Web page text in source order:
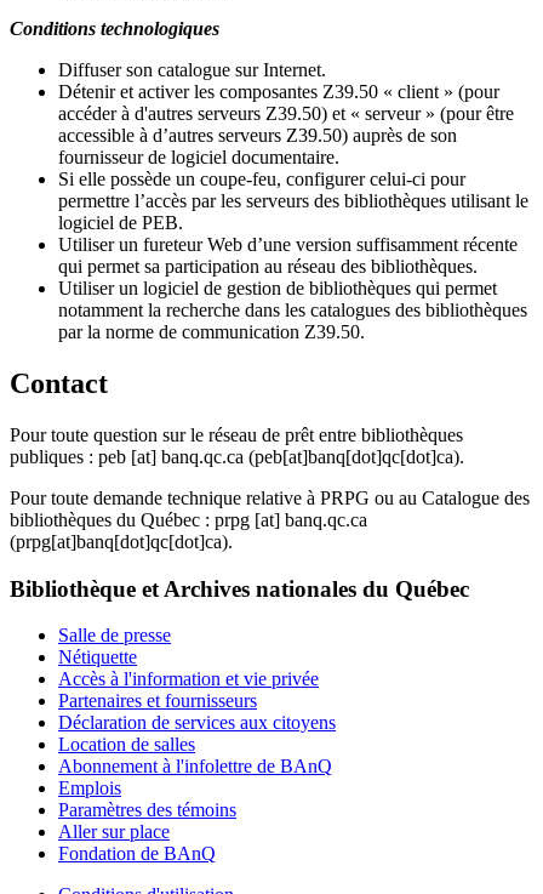
Conditions technologiques
Diffuser son catalogue sur Internet.
Détenir et activer les composantes Z39.50 « client » (pour
accéder à d'autres serveurs Z39.50) et « serveur » (pour être
accessible à d’autres serveurs Z39.50) auprès de son
fournisseur de logiciel documentaire.
Si elle possède un coupe-feu, configurer celui-ci pour
permettre l’accès par les serveurs des bibliothèques utilisant le
logiciel de PEB.
Utiliser un fureteur Web d’une version suffisamment récente
qui permet sa participation au réseau des bibliothèques.
Utiliser un logiciel de gestion de bibliothèques qui permet
notamment la recherche dans les catalogues des bibliothèques
par la norme de communication Z39.50.
Contact
Pour toute question sur le réseau de prêt entre bibliothèques
publiques : peb [at] banq.qc.ca (peb[at]banq[dot]qc[dot]ca).
Pour toute demande technique relative à PRPG ou au Catalogue des
bibliothèques du Québec : prpg [at] banq.qc.ca
(prpg[at]banq[dot]qc[dot]ca).
Bibliothèque et Archives nationales du Québec
Salle de presse
Nétiquette
Accès à l'information et vie privée
Partenaires et fournisseurs
Déclaration de services aux citoyens
Location de salles
Abonnement à l'infolettre de BAnQ
Emplois
Paramètres des témoins
Aller sur place
Fondation de BAnQ